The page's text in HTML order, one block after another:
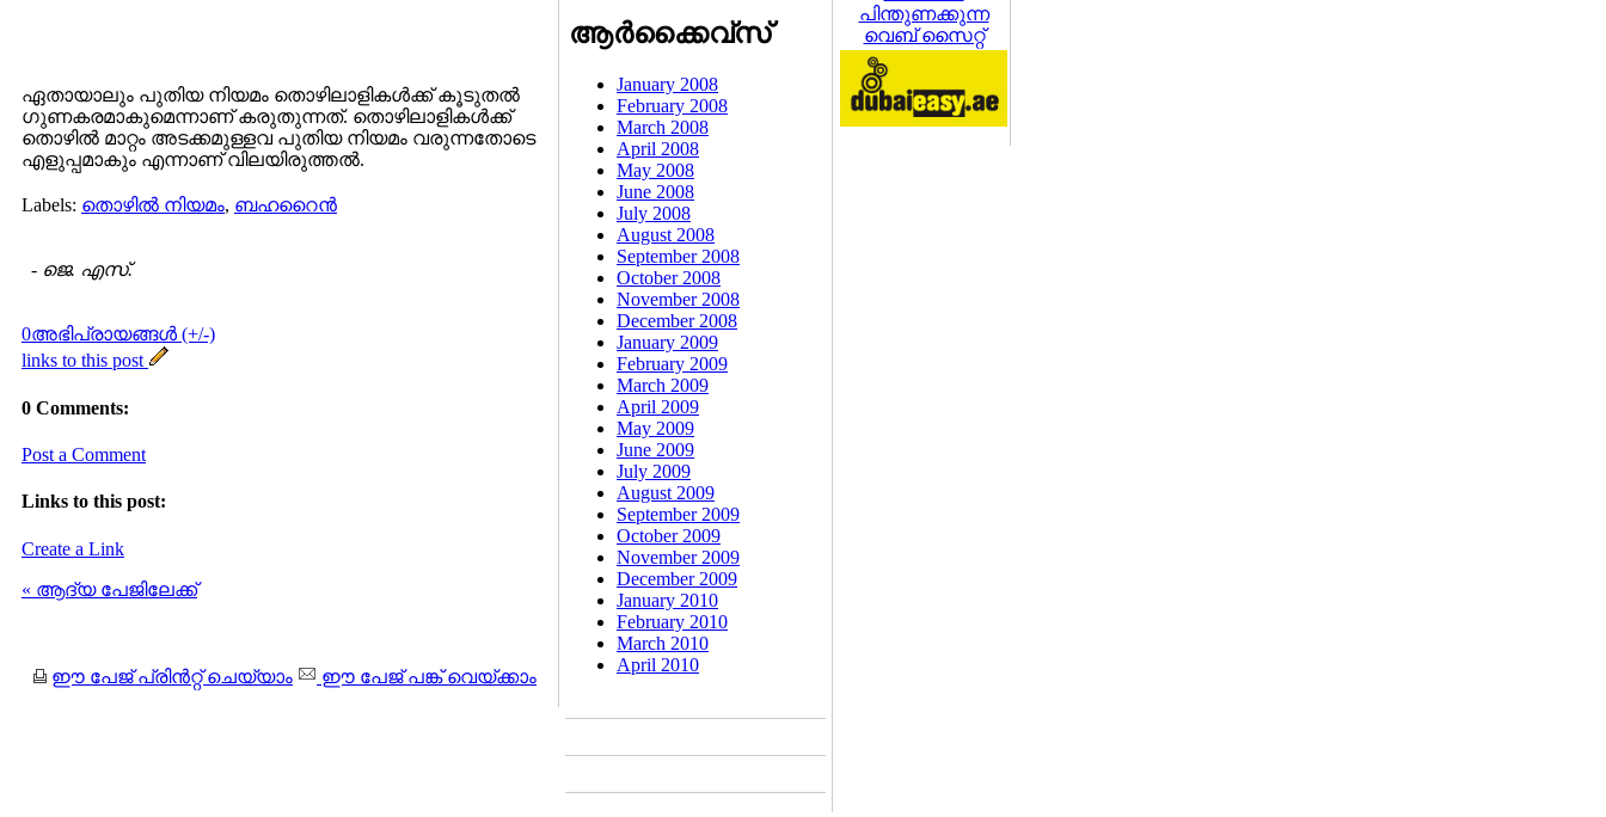
ഏതായാലും പുതിയ നിയമം തൊഴിലാളികള്‍ക്ക് കൂടുതല്‍
ഗുണകരമാകുമെന്നാണ് കരുതുന്നത്. തൊഴിലാളികള്‍ക്ക്
തൊഴില്‍ മാറ്റം അടക്കമുള്ളവ പുതിയ നിയമം വരുന്നതോടെ
എളുപ്പമാകും എന്നാണ് വിലയിരുത്തല്‍.
Labels: തൊഴില്‍ നിയമം, ബഹറൈന്‍
- ജെ. എസ്.
0അഭിപ്രായങ്ങള്‍ (+/-)
links to this post
0 Comments:
Post a Comment
Links to this post:
Create a Link
« ആദ്യ പേജിലേക്ക്
ഈ പേജ് പ്രിന്‍റ്റ് ചെയ്യാം ഈ പേജ് പങ്ക് വെയ്ക്കാം
ആര്‍ക്കൈവ്സ്
January 2008
February 2008
March 2008
April 2008
May 2008
June 2008
July 2008
August 2008
September 2008
October 2008
November 2008
December 2008
January 2009
February 2009
March 2009
April 2009
May 2009
June 2009
July 2009
August 2009
September 2009
October 2009
November 2009
December 2009
January 2010
February 2010
March 2010
April 2010